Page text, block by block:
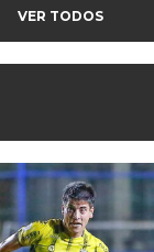
VER TODOS